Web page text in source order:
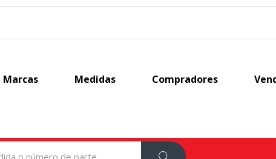
Marcas Medidas Compradores